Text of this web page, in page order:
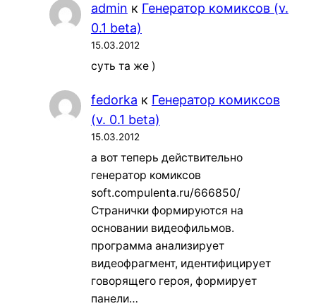
admin к Генератор комиксов (v.
0.1 beta)
15.03.2012
суть та же )
fedorka к Генератор комиксов
(v. 0.1 beta)
15.03.2012
а вот теперь действительно
генератор комиксов
soft.compulenta.ru/666850/
Странички формируются на
основании видеофильмов.
программа анализирует
видеофрагмент, идентифицирует
говорящего героя, формирует
панели…